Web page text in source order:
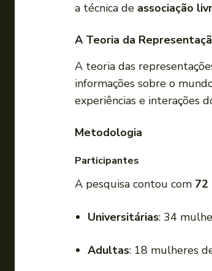
a técnica de associação
A Teoria da
A teoria das
informações sobre o
experiências e interações
Metodologia
Participantes
A pesquisa contou com 72
Universitárias: 34
Adultas: 18 mulheres